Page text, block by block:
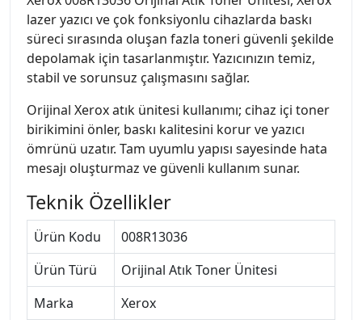
lazer yazıcı ve çok fonksiyonlu cihazlarda baskı
süreci sırasında oluşan fazla toneri güvenli şekilde
depolamak için tasarlanmıştır. Yazıcınızın temiz,
stabil ve sorunsuz çalışmasını sağlar.
Orijinal Xerox atık ünitesi kullanımı; cihaz içi toner
birikimini önler, baskı kalitesini korur ve yazıcı
ömrünü uzatır. Tam uyumlu yapısı sayesinde hata
mesajı oluşturmaz ve güvenli kullanım sunar.
Teknik Özellikler
Ürün Kodu
008R13036
Ürün Türü
Orijinal Atık Toner Ünitesi
Marka
Xerox